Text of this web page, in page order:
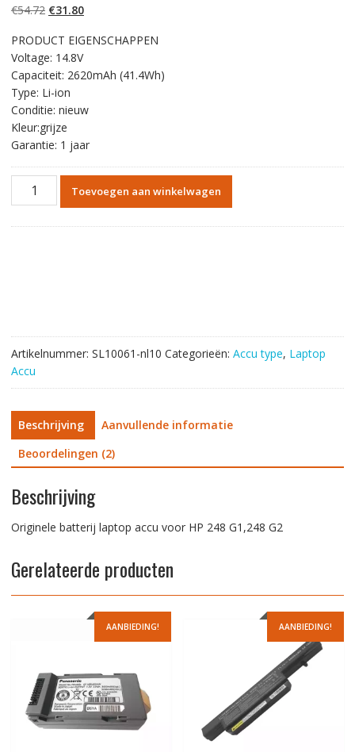
klantbeoordelin
€54.72 Oorspronkelijke
was:
€54.72.
€31.80Huidige
is:
€31.80.
PRODUCT EIGENSCHAPPEN
Voltage: 14.8V
Capaciteit: 2620mAh (41.4Wh)
Type: Li-ion
Conditie: nieuw
Kleur:grijze
Garantie: 1 jaar
Originele
batterij
aantal
Toevoegen aan winkelwagen
Artikelnummer: SL10061-nl10 Categorieën: Accu type, Laptop
Accu
Beschrijving
Aanvullende informatie
Beoordelingen (2)
Beschrijving
Originele batterij laptop accu voor HP 248 G1,248 G2
Gerelateerde producten
AANBIEDING! AANBIEDING!